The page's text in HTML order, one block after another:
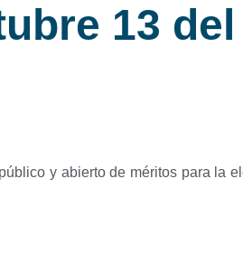
13 del
y abierto de méritos para la